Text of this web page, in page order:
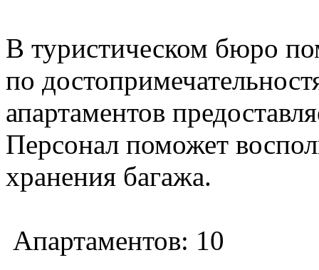
В туристическом бюро
по
апартаментов
Персонал поможет
хранения багажа.
Апартаментов: 10